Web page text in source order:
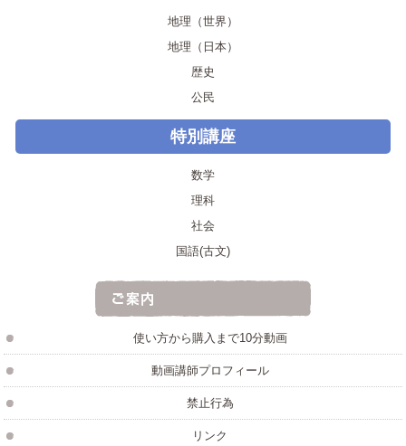
地理（世界）
地理（日本）
歴史
公民
特別講座
数学
理科
社会
国語(古文)
使い方から購入まで10分動画
動画講師プロフィール
禁止行為
リンク